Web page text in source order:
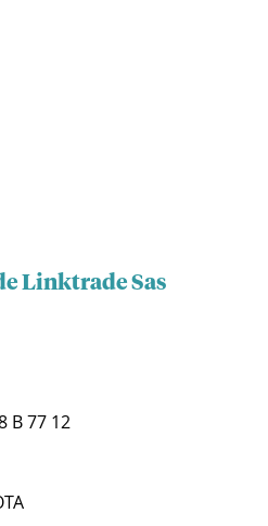
Linktrade Sas
B 77 12